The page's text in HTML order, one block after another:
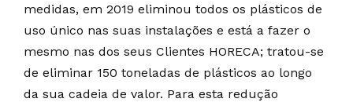
medidas, em 2019 eliminou todos os plásticos de
uso único nas suas instalações e está a fazer o
mesmo nas dos seus Clientes HORECA; tratou-se
de eliminar 150 toneladas de plásticos ao longo
da sua cadeia de valor. Para esta redução